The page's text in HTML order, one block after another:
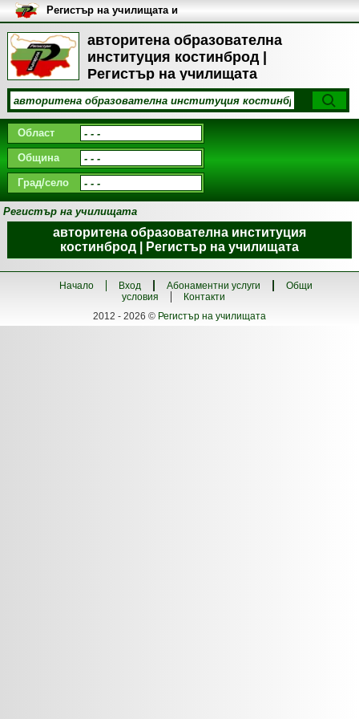
авторитена образователна
институция костинброд |
Регистър на училищата
Регистър на училищата и
университетите в България
Област
Община
Град/село
Регистър на училищата
авторитена образователна институция
костинброд | Регистър на училищата
Начало Вход Абонаментни услуги
Общи
условия
Контакти
2012 - 2026 © Регистър на училищата